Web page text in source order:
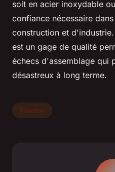
soit en acier inoxydable
confiance nécessaire
construction et
est un gage de qualité
échecs d'assemblage qui
désastreux à long terme.
Travaux